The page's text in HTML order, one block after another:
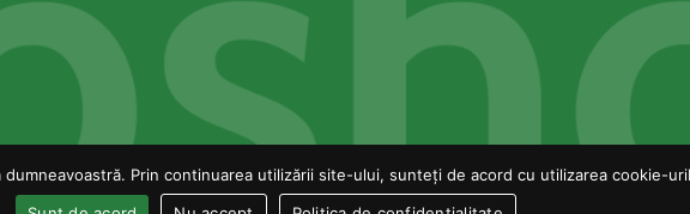
Prin continuarea utilizării site-ului, sunteți de acord cu utilizarea cookie-